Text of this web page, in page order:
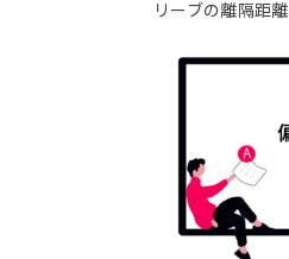
リーブの離隔距離